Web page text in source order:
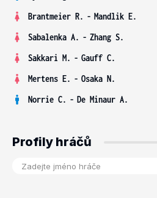
Brantmeier R. - Mandlik E.
Sabalenka A. - Zhang S.
Sakkari M. - Gauff C.
Mertens E. - Osaka N.
Norrie C. - De Minaur A.
Profily hráčů